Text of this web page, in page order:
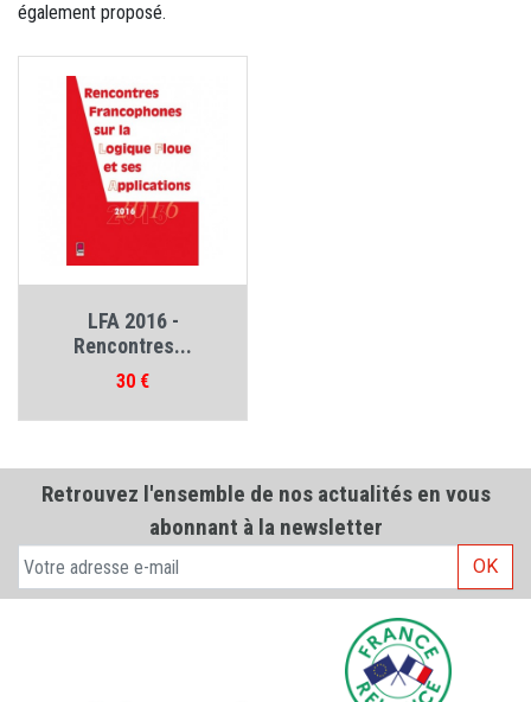
également proposé.
LFA 2016 -
Rencontres...
Prix
30 €
Retrouvez l'ensemble de nos actualités en vous
abonnant à la newsletter
OK